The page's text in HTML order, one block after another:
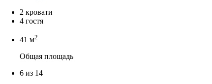
2 кровати
4 гостя
41 м2
Общая площадь
6 из 14